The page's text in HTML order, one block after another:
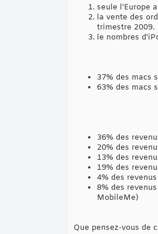
seule l'Europe
la vente des
trimestre 2009.
le nombres
37% des macs
63% des macs
36% des
20% des
13% des
19% des
4% des
8% des
MobileMe)
Que pensez-vous de